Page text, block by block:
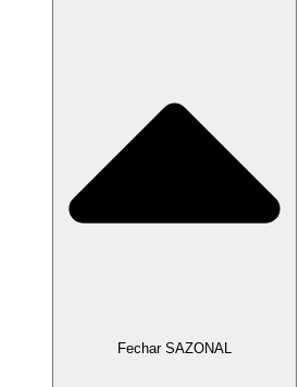
Fechar SAZONAL